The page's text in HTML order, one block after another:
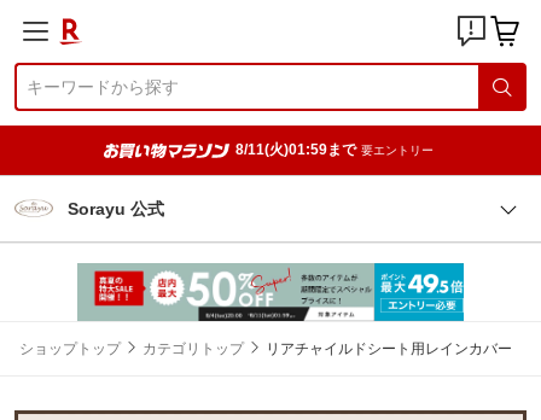
8/11(火)01:59まで 要エントリー
Sorayu 公式
ショップトップ カテゴリトップ リアチャイルドシート用レインカバー